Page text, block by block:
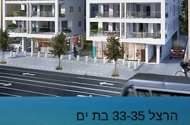
הרצל 33-35 בת ים